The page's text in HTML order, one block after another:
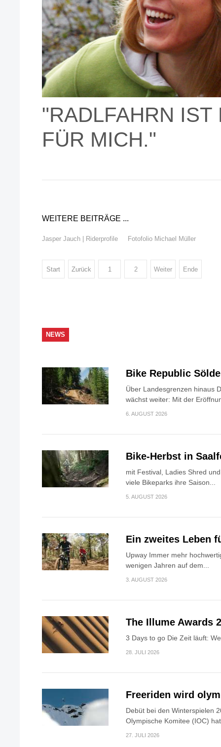
"RADLFAHRN IST
FÜR MICH."
WEITERE BEITRÄGE ...
Jasper Jauch | Riderprofile Fotofolio Michael Müller
Start Zurück 1 2 Weiter Ende
NEWS
Bike Republic
Über Landesgrenzen hinaus
wächst weiter: Mit der
6. AUGUST 2026
Bike-Herbst in
mit Festival, Ladies Shred
viele Bikeparks ihre Saison...
5. AUGUST 2026
Ein zweites Leben
Upway Immer mehr
wenigen Jahren auf dem...
3. AUGUST 2026
The Illume Awards
3 Days to go Die Zeit läuft:
28. JULI 2026
Freeriden wird
Debüt bei den Winterspielen
Olympische Komitee (IOC)
27. JULI 2026